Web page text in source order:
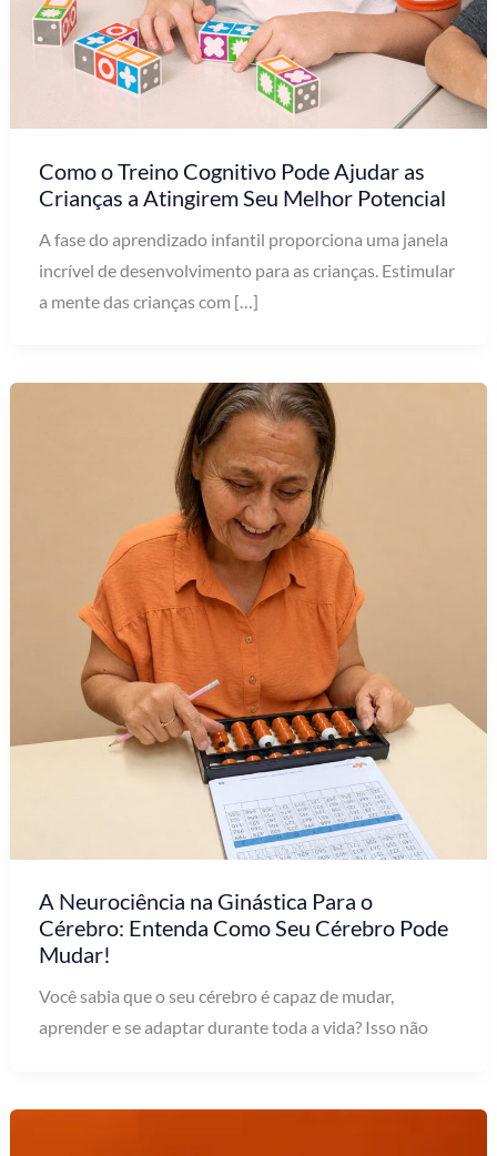
Como o Treino Cognitivo Pode Ajudar as
Crianças a Atingirem Seu Melhor Potencial
A fase do aprendizado infantil proporciona uma janela
incrível de desenvolvimento para as crianças. Estimular
a mente das crianças com […]
A Neurociência na Ginástica Para o
Cérebro: Entenda Como Seu Cérebro Pode
Mudar!
Você sabia que o seu cérebro é capaz de mudar,
aprender e se adaptar durante toda a vida? Isso não